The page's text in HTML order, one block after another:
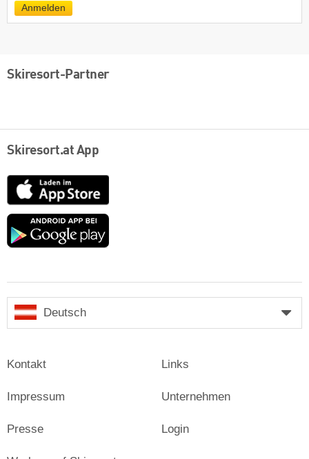
Anmelden
Skiresort-Partner
Skiresort.at App
App
Store
Google
Deutsch
Kontakt
Impressum
Presse
Links
Unternehmen
Login